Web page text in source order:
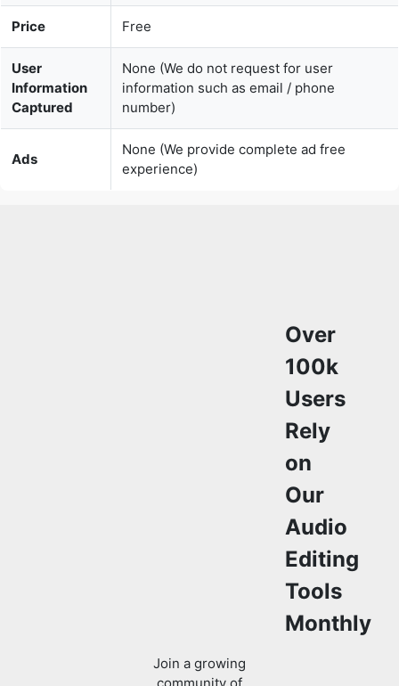
Information
Captured
information such as email / phone
number)
Ads
None (We provide complete ad free
experience)
Users
Rely
on
Our
Audio
Editing
Tools
Monthly
safeaudiokit.com